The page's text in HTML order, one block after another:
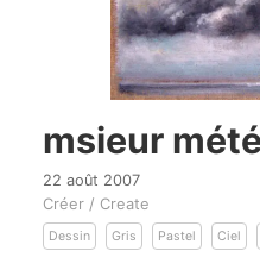
msieur
22 août 2007
Créer / Create
Dessin Gris Pastel Ciel